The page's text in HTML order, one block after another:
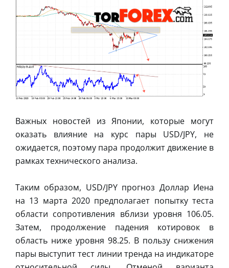
Важных новостей из Японии, которые могут
оказать влияние на курс пары USD/JPY, не
ожидается, поэтому пара продолжит движение в
рамках технического анализа.
Таким образом, USD/JPY прогноз Доллар Иена
на 13 марта 2020 предполагает попытку теста
области сопротивления вблизи уровня 106.05.
Затем, продолжение падения котировок в
область ниже уровня 98.25. В пользу снижения
пары выступит тест линии тренда на индикаторе